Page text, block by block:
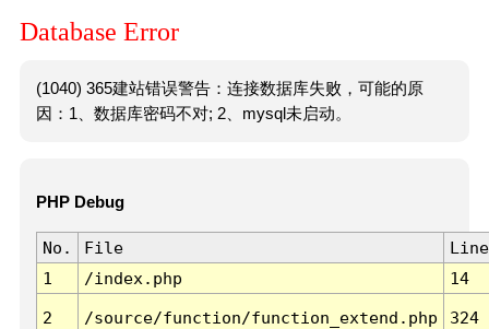
Database Error
(1040) 365建站错误警告：连接数据库失败，可能的原
因：1、数据库密码不对; 2、mysql未启动。
PHP Debug
No. File
Line
1
/index.php 14
2 /source/function/function_extend.php 324